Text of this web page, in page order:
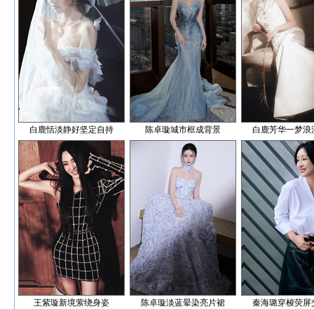
白鹿恬淡静好坚定自持 陈卓璇城市框成背景 白鹿芳华一梦浪
王紫璇新境萦绕身姿 陈卓璇淡蓝晕染亮片裙 秦海璐穿梭荧屏